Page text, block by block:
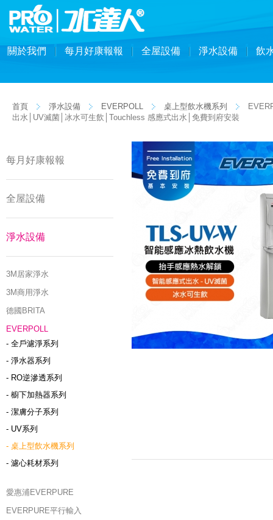
關於我們 每月好康報報 全屋設備 淨水設備 飲
首頁 淨水設備 EVERPOLL 桌上型飲水機系列
出水│UV滅菌│冰水可生飲│Touchless 感應式出水│免費到府安裝
每月好康報報
全屋設備
淨水設備
3M居家淨水
3M商用淨水
德國BRITA
EVERPOLL
- 全戶濾淨系列
- 淨水器系列
- RO逆滲透系列
- 櫥下加熱器系列
- 潔膚分子系列
- UV系列
- 桌上型飲水機系列
- 濾心耗材系列
愛惠浦EVERPURE
EVERPURE平行輸入